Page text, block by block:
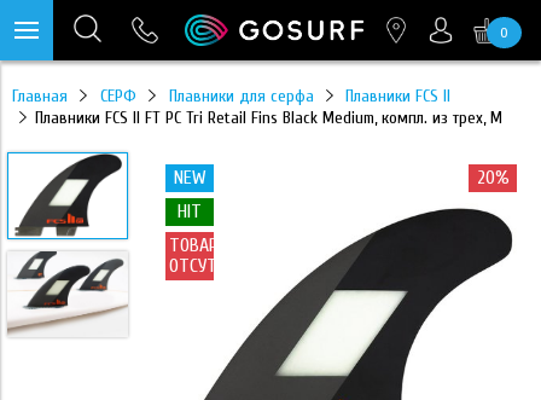
0
Главная СЕРФ Плавники для серфа
Плавники FCS II
Плавники FCS II FT PC Tri Retail Fins Black Medium, компл. из трех, M
NEW
HIT
20%
ТОВАР
ОТСУТСТВУЕТ
https://mc.yandex.ru/pixel/28467905289433451?rnd=%aw_random%